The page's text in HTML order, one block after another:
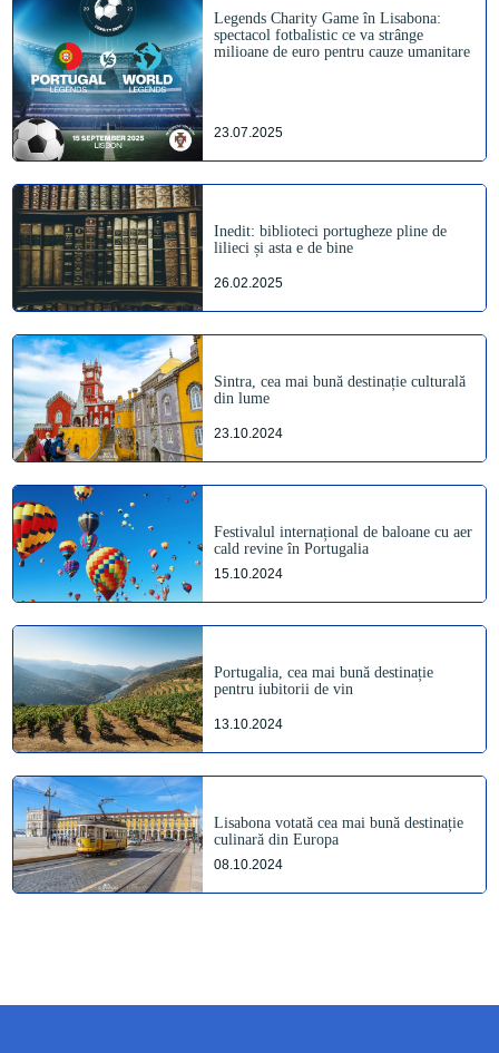
Legends Charity Game în Lisabona:
spectacol fotbalistic ce va strânge
milioane de euro pentru cauze umanitare
23.07.2025
Inedit: biblioteci portugheze pline de
lilieci și asta e de bine
26.02.2025
Sintra, cea mai bună destinație culturală
din lume
23.10.2024
Festivalul internațional de baloane cu aer
cald revine în Portugalia
15.10.2024
Portugalia, cea mai bună destinație
pentru iubitorii de vin
13.10.2024
Lisabona votată cea mai bună destinație
culinară din Europa
08.10.2024